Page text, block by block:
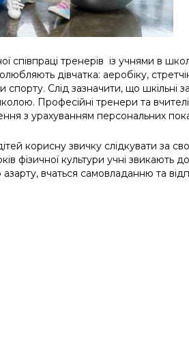
співпраці тренерів із учнями в
дівчатка: аеробіку,
Слід зазначити, що шкільні
Професійні тренери та
з урахуванням персональних
корисну звичку слідкувати за
фізичної культури учні звикають
вчаться самовладанню та